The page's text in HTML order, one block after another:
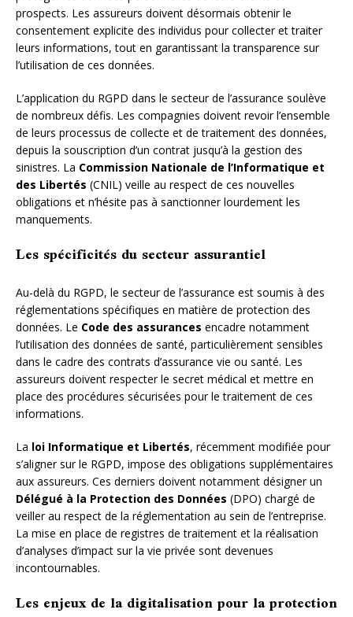
prospects. Les assureurs doivent désormais obtenir le
consentement explicite des individus pour collecter et traiter
leurs informations, tout en garantissant la transparence sur
l’utilisation de ces données.
L’application du RGPD dans le secteur de l’assurance soulève
de nombreux défis. Les compagnies doivent revoir l’ensemble
de leurs processus de collecte et de traitement des données,
depuis la souscription d’un contrat jusqu’à la gestion des
sinistres. La Commission Nationale de l’Informatique et
des Libertés (CNIL) veille au respect de ces nouvelles
obligations et n’hésite pas à sanctionner lourdement les
manquements.
Les spécificités du secteur assurantiel
Au-delà du RGPD, le secteur de l’assurance est soumis à des
réglementations spécifiques en matière de protection des
données. Le Code des assurances encadre notamment
l’utilisation des données de santé, particulièrement sensibles
dans le cadre des contrats d’assurance vie ou santé. Les
assureurs doivent respecter le secret médical et mettre en
place des procédures sécurisées pour le traitement de ces
informations.
La loi Informatique et Libertés, récemment modifiée pour
s’aligner sur le RGPD, impose des obligations supplémentaires
aux assureurs. Ces derniers doivent notamment désigner un
Délégué à la Protection des Données (DPO) chargé de
veiller au respect de la réglementation au sein de l’entreprise.
La mise en place de registres de traitement et la réalisation
d’analyses d’impact sur la vie privée sont devenues
incontournables.
Les enjeux de la digitalisation pour la protection